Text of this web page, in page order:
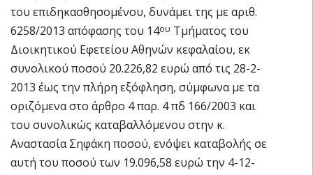
του επιδηκασθησομένου, δυνάμει της με αριθ.
6258/2013 απόφασης του 14ου Τμήματος του
Διοικητικού Εφετείου Αθηνών κεφαλαίου, εκ
συνολικού ποσού 20.226,82 ευρώ από τις 28-2-
2013 έως την πλήρη εξόφληση, σύμφωνα με τα
οριζόμενα στο άρθρο 4 παρ. 4 πδ 166/2003 και
του συνολικώς καταβαλλόμενου στην κ.
Αναστασία Σηφάκη ποσού, ενόψει καταβολής σε
αυτή του ποσού των 19.096,58 ευρώ την 4-12-